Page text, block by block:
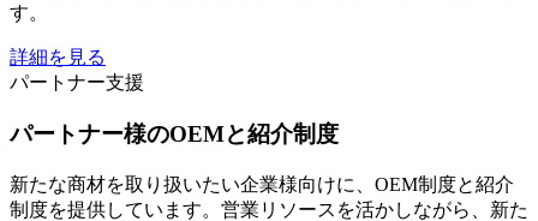
す。
詳細を見る
パートナー支援
パートナー様のOEMと紹介制度
新たな商材を取り扱いたい企業様向けに、OEM制度と紹介
制度を提供しています。営業リソースを活かしながら、新た